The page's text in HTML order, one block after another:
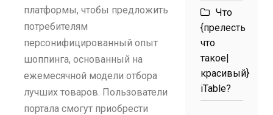
платформы, чтобы предложить
потребителям
персонифицированный опыт
шоппинга, основанный на
ежемесячной модели отбора
лучших товаров. Пользователи
портала смогут приобрести
Что
{прелесть
что
такое|
красивый}
iTable?